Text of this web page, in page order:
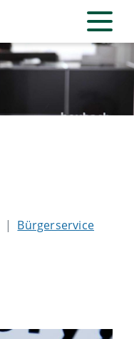
Bürgerservice